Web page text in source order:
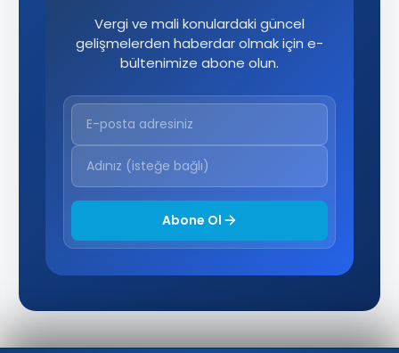
Vergi ve mali konulardaki güncel
gelişmelerden haberdar olmak için e-
bültenimize abone olun.
Abone Ol